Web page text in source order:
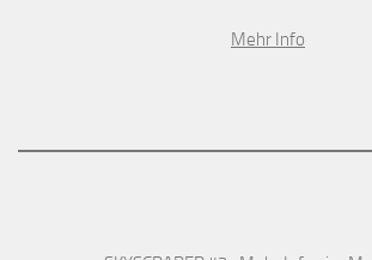
Mehr Info